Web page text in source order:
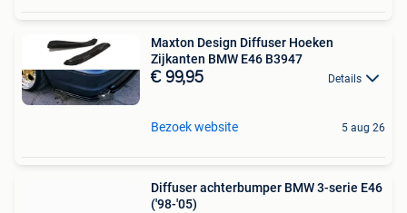
Maxton Design Diffuser Hoeken
Zijkanten BMW E46 B3947
€ 99,95 Details
Bezoek website 5 aug 26
Diffuser achterbumper BMW 3-serie E46
('98-'05)